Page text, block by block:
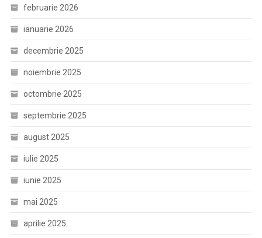
februarie 2026
ianuarie 2026
decembrie 2025
noiembrie 2025
octombrie 2025
septembrie 2025
august 2025
iulie 2025
iunie 2025
mai 2025
aprilie 2025